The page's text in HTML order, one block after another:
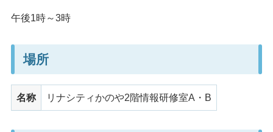
午後1時～3時
場所
名称 リナシティかのや2階情報研修室A・B